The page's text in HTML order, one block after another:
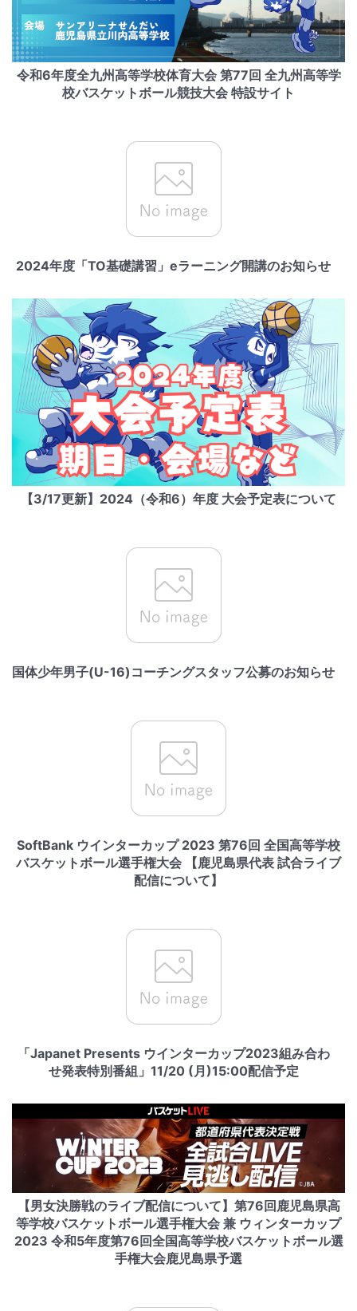
令和6年度全九州高等学校体育大会 第77回 全九州高等学
校バスケットボール競技大会 特設サイト
2024年度「TO基礎講習」eラーニング開講のお知らせ
【3/17更新】2024（令和6）年度 大会予定表について
国体少年男子(U-16)コーチングスタッフ公募のお知らせ
SoftBank ウインターカップ 2023 第76回 全国高等学校
バスケットボール選手権大会 【鹿児島県代表 試合ライブ
配信について】
「Japanet Presents ウインターカップ2023組み合わ
せ発表特別番組」11/20 (月)15:00配信予定
【男女決勝戦のライブ配信について】第76回鹿児島県高
等学校バスケットボール選手権大会 兼 ウィンターカップ
2023 令和5年度第76回全国高等学校バスケットボール選
手権大会鹿児島県予選